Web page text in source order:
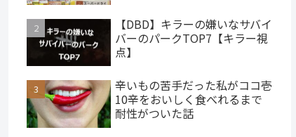
【DBD】キラーの嫌いなサバイ
バーのパークTOP7【キラー視
点】
辛いもの苦手だった私がココ壱
10辛をおいしく食べれるまで
耐性がついた話